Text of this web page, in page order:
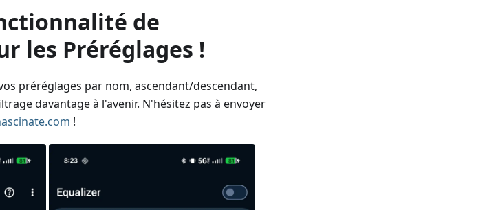
de
les Préréglages !
préréglages par nom, ascendant/descendant,
davantage à l'avenir. N'hésitez pas à envoyer
!